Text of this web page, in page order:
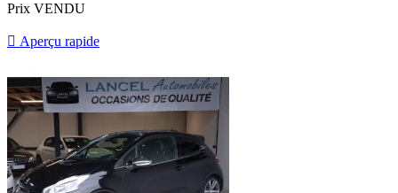
Prix VENDU
 Aperçu rapide